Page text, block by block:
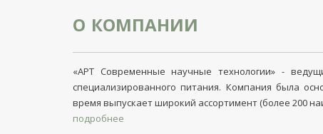
О КОМПАНИИ
«АРТ Современные научные технологии» -
специализированного питания. Компания была
время выпускает широкий ассортимент (более 200
подробнее